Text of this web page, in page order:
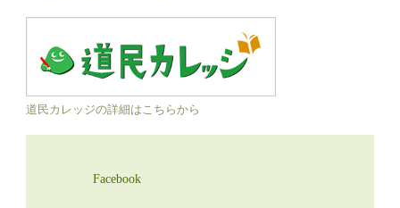
道民カレッジの詳細はこちらから
Facebook